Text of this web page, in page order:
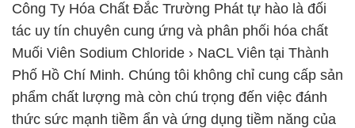
Công Ty Hóa Chất Đắc Trường Phát tự hào là đối
tác uy tín chuyên cung ứng và phân phối hóa chất
Muối Viên Sodium Chloride › NaCL Viên tại Thành
Phố Hồ Chí Minh. Chúng tôi không chỉ cung cấp sản
phẩm chất lượng mà còn chú trọng đến việc đánh
thức sức mạnh tiềm ẩn và ứng dụng tiềm năng của